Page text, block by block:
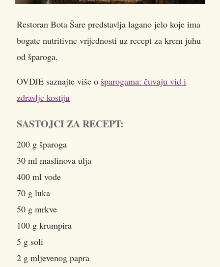
Restoran Bota Šare predstavlja lagano jelo koje ima
bogate nutritivne vrijednosti uz recept za krem juhu
od šparoga.
OVDJE saznajte više o šparogama: čuvaju vid i
zdravlje kostiju
SASTOJCI ZA RECEPT:
200 g šparoga
30 ml maslinova ulja
400 ml vode
70 g luka
50 g mrkve
100 g krumpira
5 g soli
2 g mljevenog papra